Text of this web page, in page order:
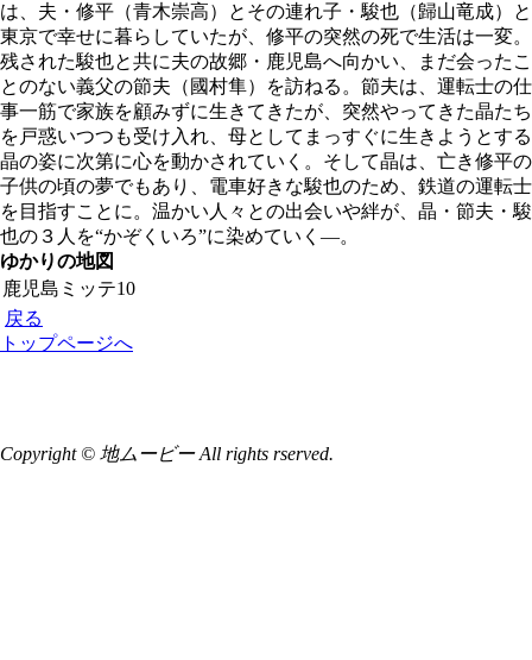
は、夫・修平（青木崇高）とその連れ子・駿也（歸山竜成）と
東京で幸せに暮らしていたが、修平の突然の死で生活は一変。
残された駿也と共に夫の故郷・鹿児島へ向かい、まだ会ったこ
とのない義父の節夫（國村隼）を訪ねる。節夫は、運転士の仕
事一筋で家族を顧みずに生きてきたが、突然やってきた晶たち
を戸惑いつつも受け入れ、母としてまっすぐに生きようとする
晶の姿に次第に心を動かされていく。そして晶は、亡き修平の
子供の頃の夢でもあり、電車好きな駿也のため、鉄道の運転士
を目指すことに。温かい人々との出会いや絆が、晶・節夫・駿
也の３人を“かぞくいろ”に染めていく―。
ゆかりの地図
鹿児島ミッテ10
戻る
トップページへ
Copyright © 地ムービー All rights rserved.